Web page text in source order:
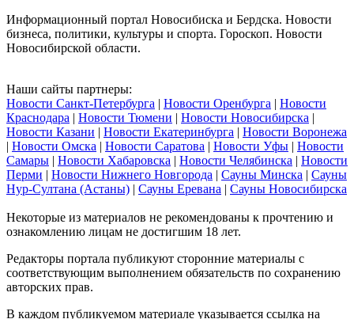
Информационный портал Новосибиска и Бердска. Новости
бизнеса, политики, культуры и спорта. Гороскоп. Новости
Новосибирской области.
Наши сайты партнеры:
Новости Санкт-Петербурга | Новости Оренбурга | Новости
Краснодара | Новости Тюмени | Новости Новосибирска |
Новости Казани | Новости Екатеринбурга | Новости Воронежа
| Новости Омска | Новости Саратова | Новости Уфы | Новости
Самары | Новости Хабаровска | Новости Челябинска | Новости
Перми | Новости Нижнего Новгорода | Сауны Минска | Сауны
Нур-Султана (Астаны) | Сауны Еревана | Сауны Новосибирска
Некоторые из материалов не рекомендованы к прочтению и
ознакомлению лицам не достигшим 18 лет.
Редакторы портала публикуют сторонние материалы с
соответствующим выполнением обязательств по сохранению
авторских прав.
В каждом публикуемом материале указывается ссылка на